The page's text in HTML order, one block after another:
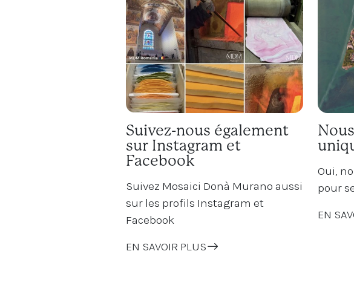
Suivez-nous également
sur Instagram et
Facebook
Suivez Mosaici Donà Murano aussi
sur les profils Instagram et
Facebook
EN SAVOIR PLUS
Oui,
pour
EN